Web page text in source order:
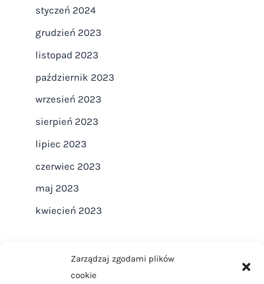
Zarządzaj zgodami plików
cookie
styczeń 2024
grudzień 2023
listopad 2023
październik 2023
wrzesień 2023
sierpień 2023
lipiec 2023
czerwiec 2023
maj 2023
kwiecień 2023